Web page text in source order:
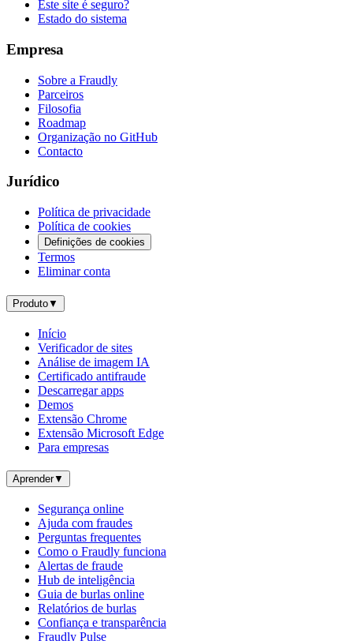
Este site é seguro?
Estado do sistema
Empresa
Sobre a Fraudly
Parceiros
Filosofia
Roadmap
Organização no GitHub
Contacto
Jurídico
Política de privacidade
Política de cookies
Definições de cookies
Termos
Eliminar conta
Produto▼
Início
Verificador de sites
Análise de imagem IA
Certificado antifraude
Descarregar apps
Demos
Extensão Chrome
Extensão Microsoft Edge
Para empresas
Aprender▼
Segurança online
Ajuda com fraudes
Perguntas frequentes
Como o Fraudly funciona
Alertas de fraude
Hub de inteligência
Guia de burlas online
Relatórios de burlas
Confiança e transparência
Fraudly Pulse